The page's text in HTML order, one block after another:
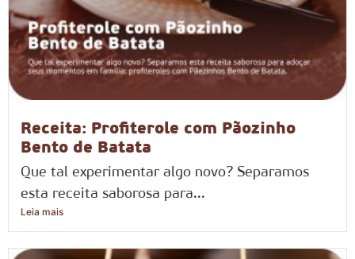
Receita: Profiterole com Pãozinho
Bento de Batata
Que tal experimentar algo novo? Separamos
esta receita saborosa para...
Leia mais